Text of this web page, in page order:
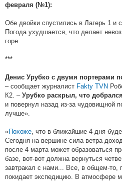
февраля (№1):
Обе двойки спустились в Лагерь 1 и
Погода ухудшается, что делает
горе.
***
Денис Урубко с двумя портерами
– сообщает журналист Fakty TVN
К2. – Урубко раскрыл, что
и повернул назад из-за чудовищной
лучше».
«Похоже , что в ближайшие 4 дня
Сегодня на вершине сила ветра
после 4 марта может образоваться
базе, вот-вот должна вернуться
завтракал с нами... Все, в общем-то,
покидает экспедицию. В атмосфере